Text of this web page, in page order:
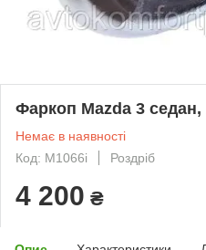
Фаркоп Mazda 3 седан,
Немає в наявності
Код: M1066i
Роздріб
4 200 ₴